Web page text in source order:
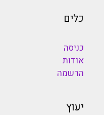
כלים
כניסה
אודות
הרשמה
יעוץ